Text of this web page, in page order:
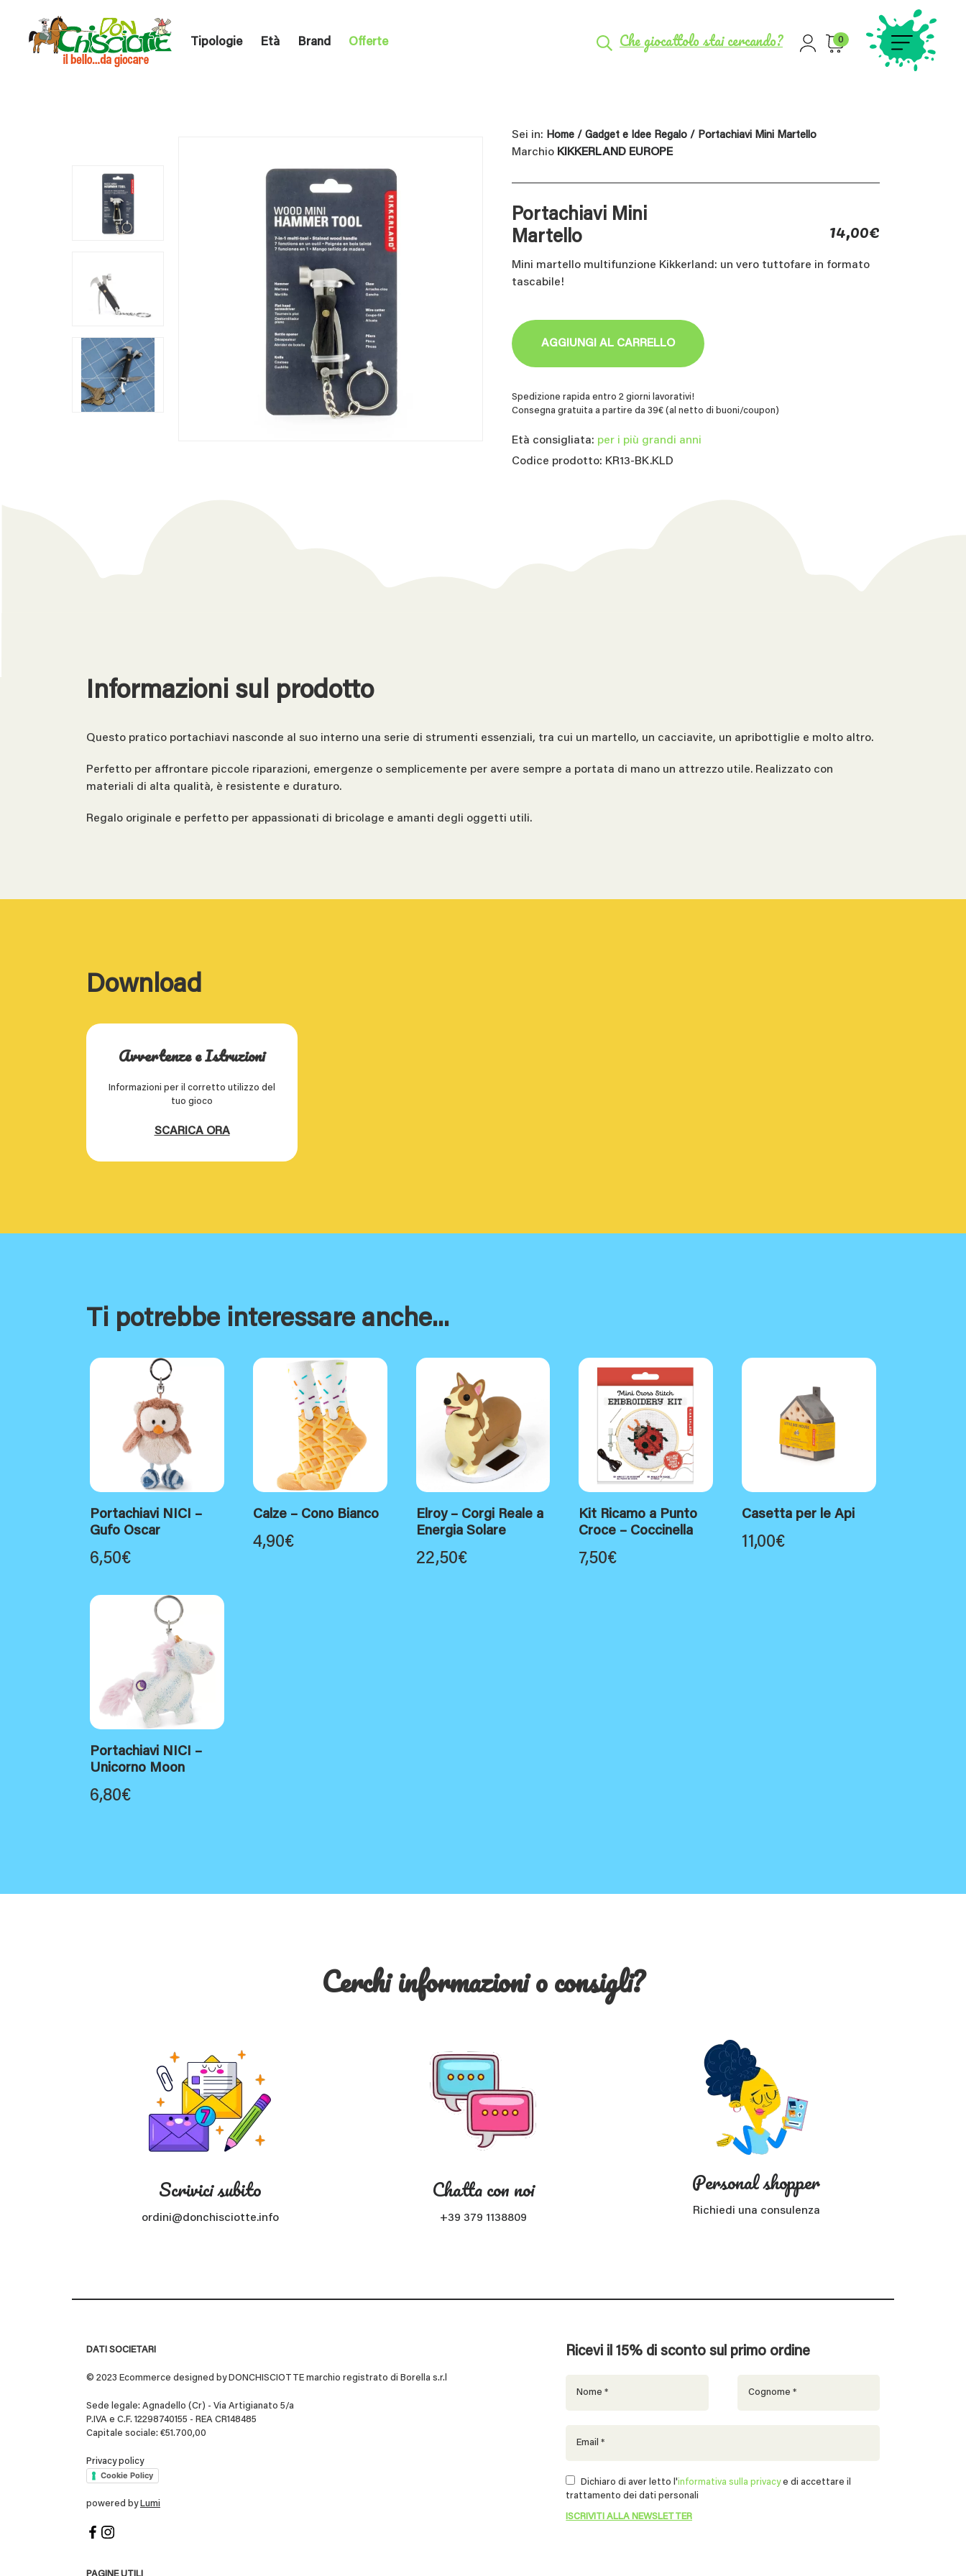
Tipologie Età Brand Offerte Che giocattolo stai cercando? 0
Sei in: Home / Gadget e Idee Regalo / Portachiavi Mini Martello
Marchio KIKKERLAND EUROPE
Portachiavi Mini
Martello
14,00€
Mini martello multifunzione Kikkerland: un vero tuttofare in formato
tascabile!
AGGIUNGI AL CARRELLO
Spedizione rapida entro 2 giorni lavorativi!
Consegna gratuita a partire da 39€ (al netto di buoni/coupon)
Età consigliata: per i più grandi anni
Codice prodotto: KR13-BK.KLD
Informazioni sul prodotto
Questo pratico portachiavi nasconde al suo interno una serie di strumenti essenziali, tra cui un martello, un cacciavite, un apribottiglie e molto altro.
Perfetto per affrontare piccole riparazioni, emergenze o semplicemente per avere sempre a portata di mano un attrezzo utile. Realizzato con
materiali di alta qualità, è resistente e duraturo.
Regalo originale e perfetto per appassionati di bricolage e amanti degli oggetti utili.
Download
Avvertenze e Istruzioni
Informazioni per il corretto utilizzo del
tuo gioco
SCARICA ORA
Ti potrebbe interessare anche...
Portachiavi NICI –
Gufo Oscar
6,50€
Calze – Cono Bianco
4,90€
Elroy – Corgi Reale a
Energia Solare
22,50€
Kit Ricamo a Punto
Croce – Coccinella
7,50€
Casetta per le Api
11,00€
Portachiavi NICI –
Unicorno Moon
6,80€
Cerchi informazioni o consigli?
Scrivici subito
ordini@donchisciotte.info
Chatta con noi
+39 379 1138809
Personal shopper
Richiedi una consulenza
DATI SOCIETARI
© 2023 Ecommerce designed by DONCHISCIOTTE marchio registrato di Borella s.r.l
Sede legale: Agnadello (Cr) - Via Artigianato 5/a
P.IVA e C.F. 12298740155 - REA CR148485
Capitale sociale: €51.700,00
Privacy policy
Cookie Policy
powered by Lumi
Ricevi il 15% di sconto sul primo ordine
Dichiaro di aver letto l'informativa sulla privacye di accettare il
trattamento dei dati personali